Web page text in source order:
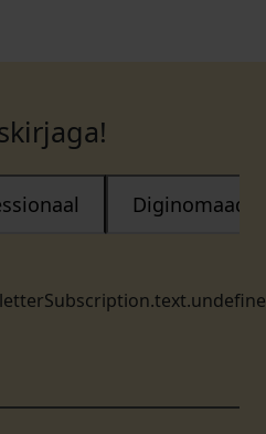
Diginomaad